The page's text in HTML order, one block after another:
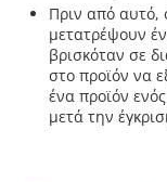
Πριν από αυτό,
μετατρέψουν
βρισκόταν σε
στο προϊόν να
ένα προϊόν
μετά την